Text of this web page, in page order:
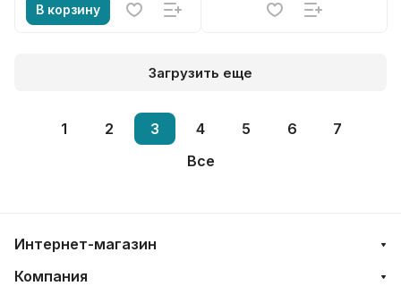
В корзину
Загрузить еще
1 2 3 4 5 6
7
Все
Интернет-магазин
Компания